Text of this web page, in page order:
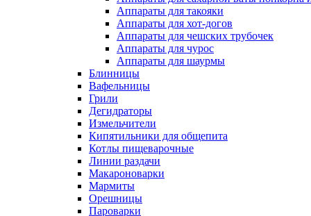
Аппараты для такояки
Аппараты для хот-догов
Аппараты для чешских трубочек
Аппараты для чурос
Аппараты для шаурмы
Блинницы
Вафельницы
Грили
Дегидраторы
Измельчители
Кипятильники для общепита
Котлы пищеварочные
Линии раздачи
Макароноварки
Мармиты
Орешницы
Пароварки